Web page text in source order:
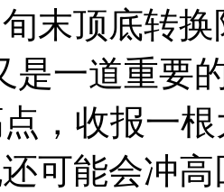
末顶底转
是一道重要
，收报一
可能会冲